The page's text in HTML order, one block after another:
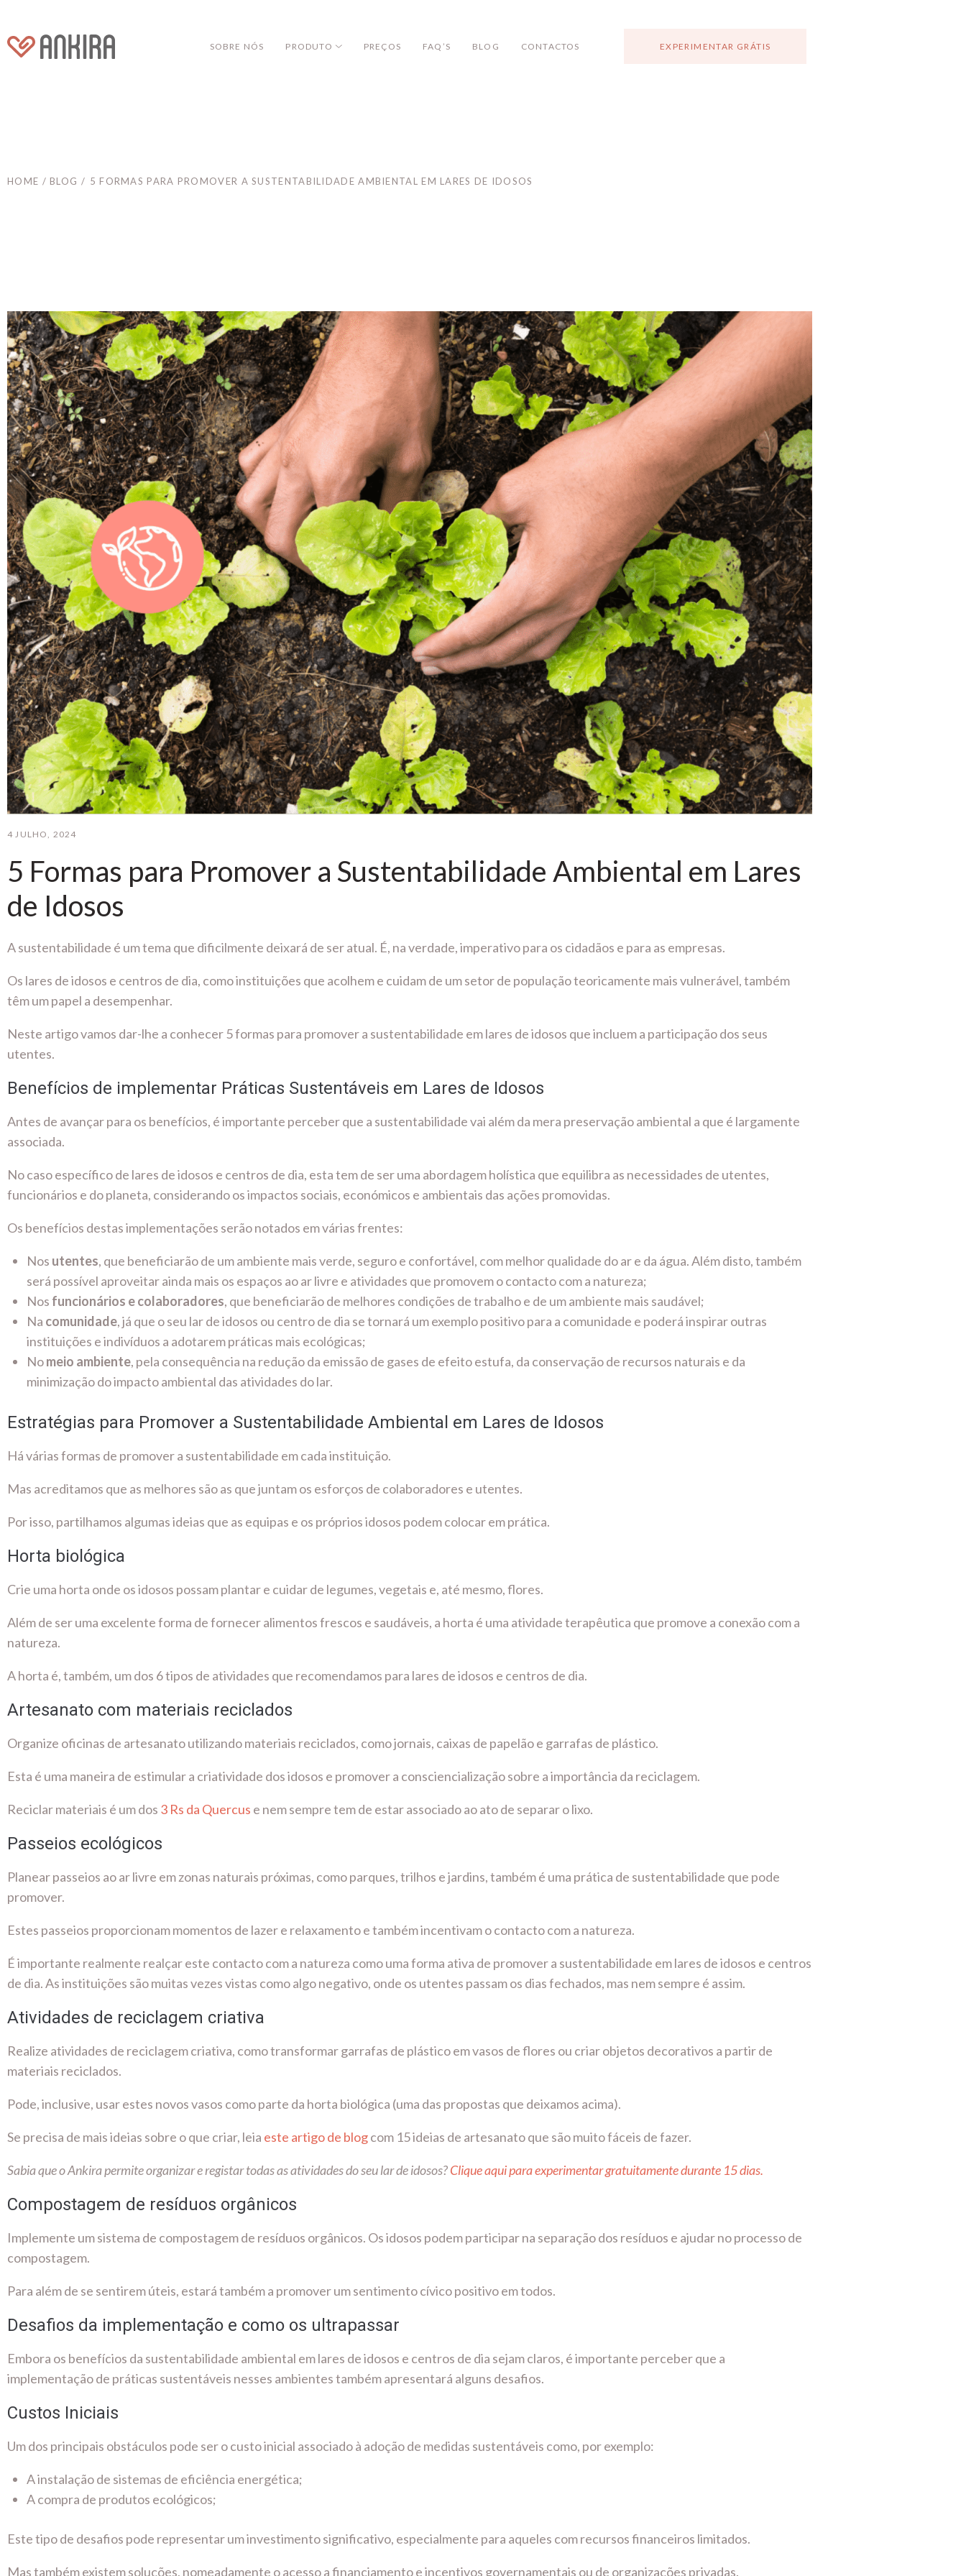
SOBRE NÓS PRODUTO PREÇOS FAQ’S BLOG CONTACTOS EXPERIMENTAR GRÁTIS
HOME / BLOG / 5 FORMAS PARA PROMOVER A SUSTENTABILIDADE AMBIENTAL EM LARES DE IDOSOS
4 JULHO, 2024
5 Formas para Promover a Sustentabilidade Ambiental em Lares
de Idosos
A sustentabilidade é um tema que dificilmente deixará de ser atual. É, na verdade, imperativo para os cidadãos e para as empresas.
Os lares de idosos e centros de dia, como instituições que acolhem e cuidam de um setor de população teoricamente mais vulnerável, também
têm um papel a desempenhar.
Neste artigo vamos dar-lhe a conhecer 5 formas para promover a sustentabilidade em lares de idosos que incluem a participação dos seus
utentes.
Benefícios de implementar Práticas Sustentáveis em Lares de Idosos
Antes de avançar para os benefícios, é importante perceber que a sustentabilidade vai além da mera preservação ambiental a que é largamente
associada.
No caso específico de lares de idosos e centros de dia, esta tem de ser uma abordagem holística que equilibra as necessidades de utentes,
funcionários e do planeta, considerando os impactos sociais, económicos e ambientais das ações promovidas.
Os benefícios destas implementações serão notados em várias frentes:
Nos utentes, que beneficiarão de um ambiente mais verde, seguro e confortável, com melhor qualidade do ar e da água. Além disto, também
será possível aproveitar ainda mais os espaços ao ar livre e atividades que promovem o contacto com a natureza;
Nos funcionários e colaboradores, que beneficiarão de melhores condições de trabalho e de um ambiente mais saudável;
Na comunidade, já que o seu lar de idosos ou centro de dia se tornará um exemplo positivo para a comunidade e poderá inspirar outras
instituições e indivíduos a adotarem práticas mais ecológicas;
Nomeio ambiente, pela consequência na redução da emissão de gases de efeito estufa, da conservação de recursos naturais e da
minimização do impacto ambiental das atividades do lar.
Estratégias para Promover a Sustentabilidade Ambiental em Lares de Idosos
Há várias formas de promover a sustentabilidade em cada instituição.
Mas acreditamos que as melhores são as que juntam os esforços de colaboradores e utentes.
Por isso, partilhamos algumas ideias que as equipas e os próprios idosos podem colocar em prática.
Horta biológica
Crie uma horta onde os idosos possam plantar e cuidar de legumes, vegetais e, até mesmo, flores.
Além de ser uma excelente forma de fornecer alimentos frescos e saudáveis, a horta é uma atividade terapêutica que promove a conexão com a
natureza.
A horta é, também, um dos 6 tipos de atividades que recomendamos para lares de idosos e centros de dia.
Artesanato com materiais reciclados
Organize oficinas de artesanato utilizando materiais reciclados, como jornais, caixas de papelão e garrafas de plástico.
Esta é uma maneira de estimular a criatividade dos idosos e promover a consciencialização sobre a importância da reciclagem.
Reciclar materiais é um dos 3 Rs da Quercus e nem sempre tem de estar associado ao ato de separar o lixo.
Passeios ecológicos
Planear passeios ao ar livre em zonas naturais próximas, como parques, trilhos e jardins, também é uma prática de sustentabilidade que pode
promover.
Estes passeios proporcionam momentos de lazer e relaxamento e também incentivam o contacto com a natureza.
É importante realmente realçar este contacto com a natureza como uma forma ativa de promover a sustentabilidade em lares de idosos e centros
de dia. As instituições são muitas vezes vistas como algo negativo, onde os utentes passam os dias fechados, mas nem sempre é assim.
Atividades de reciclagem criativa
Realize atividades de reciclagem criativa, como transformar garrafas de plástico em vasos de flores ou criar objetos decorativos a partir de
materiais reciclados.
Pode, inclusive, usar estes novos vasos como parte da horta biológica (uma das propostas que deixamos acima).
Se precisa de mais ideias sobre o que criar, leia este artigo de blogcom 15 ideias de artesanato que são muito fáceis de fazer.
Sabia que o Ankira permite organizar e registar todas as atividades do seu lar de idosos?Clique aqui para experimentar gratuitamente durante 15 dias.
Compostagem de resíduos orgânicos
Implemente um sistema de compostagem de resíduos orgânicos. Os idosos podem participar na separação dos resíduos e ajudar no processo de
compostagem.
Para além de se sentirem úteis, estará também a promover um sentimento cívico positivo em todos.
Desafios da implementação e como os ultrapassar
Embora os benefícios da sustentabilidade ambiental em lares de idosos e centros de dia sejam claros, é importante perceber que a
implementação de práticas sustentáveis nesses ambientes também apresentará alguns desafios.
Custos Iniciais
Um dos principais obstáculos pode ser o custo inicial associado à adoção de medidas sustentáveis como, por exemplo:
A instalação de sistemas de eficiência energética;
A compra de produtos ecológicos;
Este tipo de desafios pode representar um investimento significativo, especialmente para aqueles com recursos financeiros limitados.
Mas também existem soluções, nomeadamente o acesso a financiamento e incentivos governamentais ou de organizações privadas.